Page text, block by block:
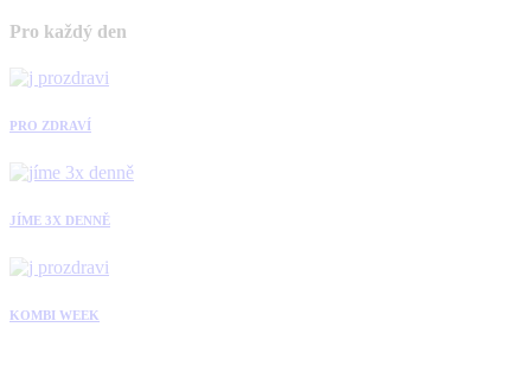
Pro každý den
PRO ZDRAVÍ
JÍME 3X DENNĚ
KOMBI WEEK